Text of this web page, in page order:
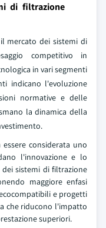
di filtrazione
mercato dei sistemi di
competitivo in
in vari segmenti
indicano l'evoluzione
normative e delle
la dinamica della
considerata uno
l'innovazione e lo
sistemi di filtrazione
maggiore enfasi
e progetti
che riducono l'impatto
superiori.